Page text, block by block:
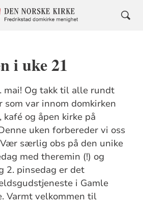
i uke 21
mai! Og takk til alle rundt
som var innom domkirken
og åpen kirke på
uken forbereder vi oss
særlig obs på den unike
med theremin (!) og
2. pinsedag er det
i Gamle
Varmt velkommen til